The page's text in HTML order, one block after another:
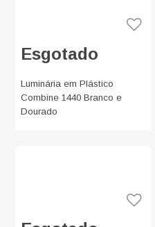
Esgotado
Luminária em Plástico
Combine 1440 Branco e
Dourado